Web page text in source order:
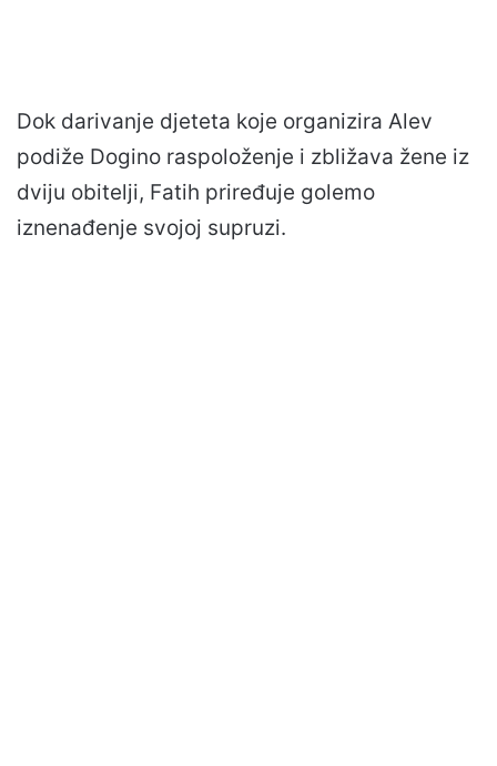
Dok darivanje djeteta koje organizira Alev
podiže Dogino raspoloženje i zbližava žene iz
dviju obitelji, Fatih priređuje golemo
iznenađenje svojoj supruzi.